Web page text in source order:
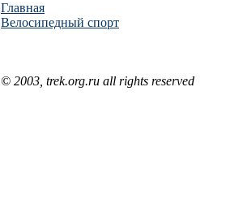
Главная
Велосипедный спорт
© 2003, trek.org.ru all rights reserved